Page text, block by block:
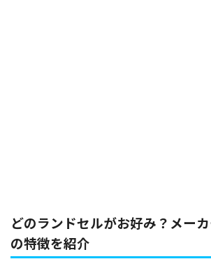
どのランドセルがお好み？メー
の特徴を紹介